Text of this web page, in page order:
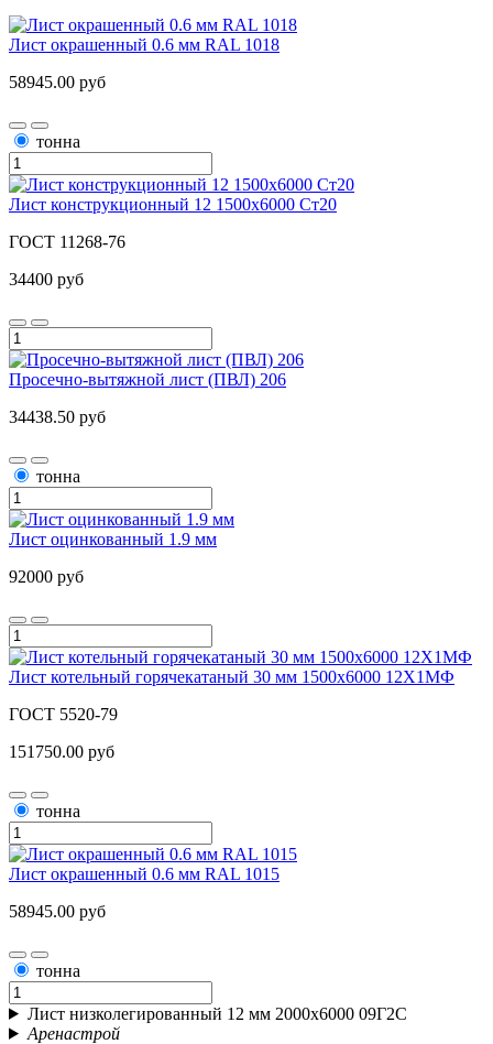
Лист окрашенный 0.6 мм RAL 1018
58945.00 руб
тонна
Лист конструкционный 12 1500x6000 Ст20
ГОСТ 11268-76
34400 руб
Просечно-вытяжной лист (ПВЛ) 206
34438.50 руб
тонна
Лист оцинкованный 1.9 мм
92000 руб
Лист котельный горячекатаный 30 мм 1500х6000 12Х1МФ
ГОСТ 5520-79
151750.00 руб
тонна
Лист окрашенный 0.6 мм RAL 1015
58945.00 руб
тонна
Лист низколегированный 12 мм 2000х6000 09Г2С
Аренастрой